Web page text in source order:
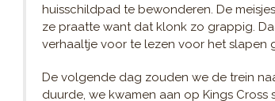
huisschildpad te bewonderen. De
ze praatte want dat klonk zo grappig.
verhaaltje voor te lezen voor het slapen
De volgende dag zouden we de trein
duurde, we kwamen aan op Kings